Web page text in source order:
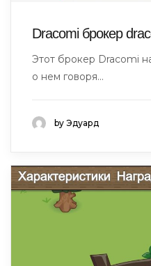
Dracomi брокер
Этот брокер Dracomi
о нем говоря...
by Эдуард